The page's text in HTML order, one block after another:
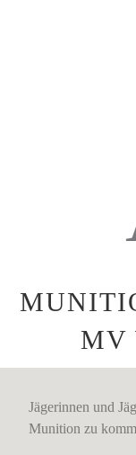
MV
Jägerinnen und
Munition zu